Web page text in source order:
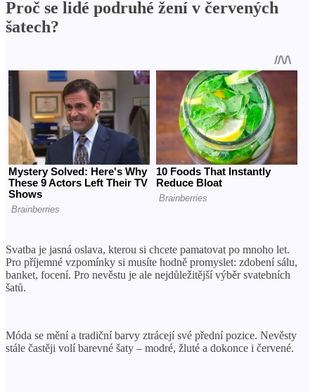
Proč se lidé podruhé žení v červených
šatech?
Svatba je jasná oslava, kterou si chcete pamatovat po mnoho let.
Pro příjemné vzpomínky si musíte hodně promyslet: zdobení sálu,
banket, focení. Pro nevěstu je ale nejdůležitější výběr svatebních
šatů.
Móda se mění a tradiční barvy ztrácejí své přední pozice. Nevěsty
stále častěji volí barevné šaty – modré, žluté a dokonce i červené.